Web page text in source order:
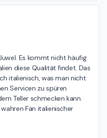
Es kommt nicht häufig
diese Qualität findet. Das
italienisch, was man nicht
Servicen zu spüren
Teller schmecken kann.
Fan italienischer